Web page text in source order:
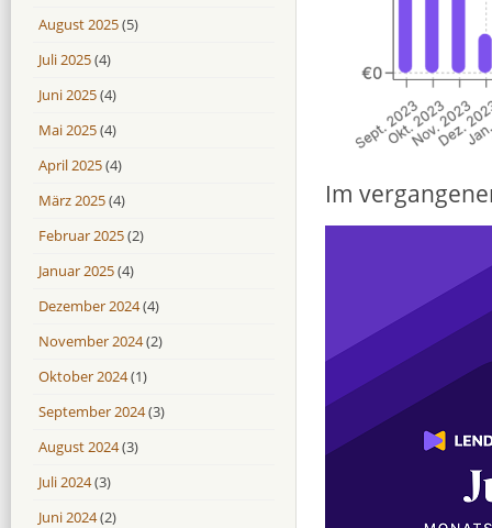
Im
August 2025(5)
Juli 2025(4)
Juni 2025(4)
Mai 2025(4)
April 2025(4)
März 2025(4)
Februar 2025(2)
Januar 2025(4)
Dezember 2024(4)
November 2024(2)
Oktober 2024(1)
September 2024(3)
August 2024(3)
Juli 2024(3)
Juni 2024(2)